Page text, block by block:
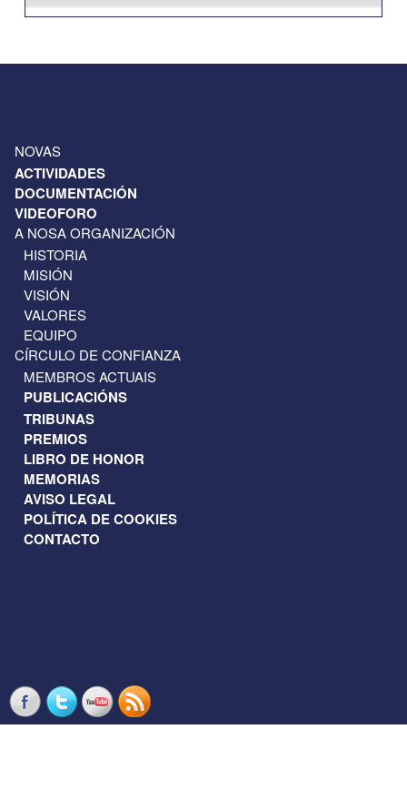
NOVAS
ACTIVIDADES
DOCUMENTACIÓN
VIDEOFORO
A NOSA ORGANIZACIÓN
HISTORIA
MISIÓN
VISIÓN
VALORES
EQUIPO
CÍRCULO DE CONFIANZA
MEMBROS ACTUAIS
PUBLICACIÓNS
TRIBUNAS
PREMIOS
LIBRO DE HONOR
MEMORIAS
AVISO LEGAL
POLÍTICA DE COOKIES
CONTACTO